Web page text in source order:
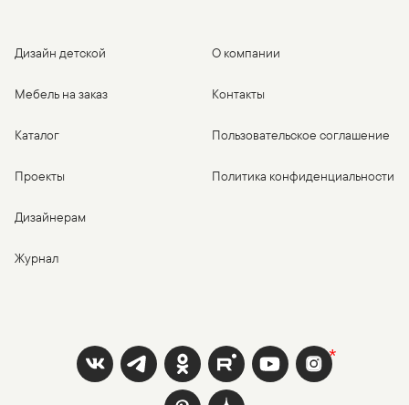
Дизайн детской
Мебель на заказ
Каталог
Проекты
Дизайнерам
Журнал
О компании
Контакты
Пользовательское соглашение
Политика конфиденциальности